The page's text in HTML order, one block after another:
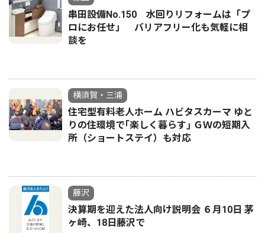
串田設備No.150 水回りリフォームは「プ
ロにお任せ」 バリアフリー化も気軽に相
談を
横須賀・三浦
住宅型有料老人ホーム ハビタスカーマ ゆと
りの住環境で｢楽しく暮らす｣ ＧＷの短期入
所（ショートステイ）も対応
藤沢
決算期を迎えた法人向け説明会 ６月10日 茅
ヶ崎、18日藤沢で